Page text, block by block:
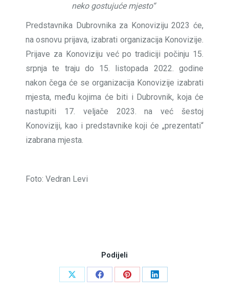
neko gostujuće mjesto“
Predstavnika Dubrovnika za Konoviziju 2023 će,
na osnovu prijava, izabrati organizacija Konovizije.
Prijave za Konoviziju već po tradiciji počinju 15.
srpnja te traju do 15. listopada 2022. godine
nakon čega će se organizacija Konovizije izabrati
mjesta, među kojima će biti i Dubrovnik, koja će
nastupiti 17. veljače 2023. na već šestoj
Konoviziji, kao i predstavnike koji će „prezentati“
izabrana mjesta.
Foto: Vedran Levi
Podijeli
Share
Share
Share
Share